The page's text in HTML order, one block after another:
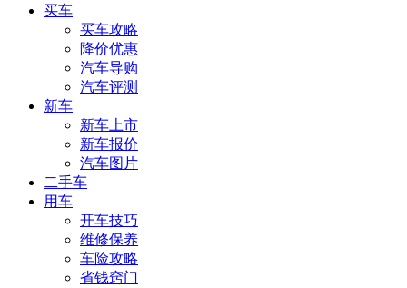
买车
买车攻略
降价优惠
汽车导购
汽车评测
新车
新车上市
新车报价
汽车图片
二手车
用车
开车技巧
维修保养
车险攻略
省钱窍门